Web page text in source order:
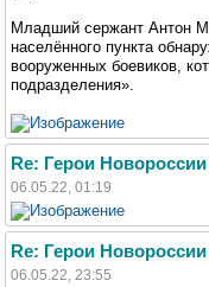
Младший сержант Антон
населённого пункта
вооруженных боевиков,
подразделения».
Re: Герои Новороссии
06.05.22, 01:19
Re: Герои Новороссии
06.05.22, 23:55